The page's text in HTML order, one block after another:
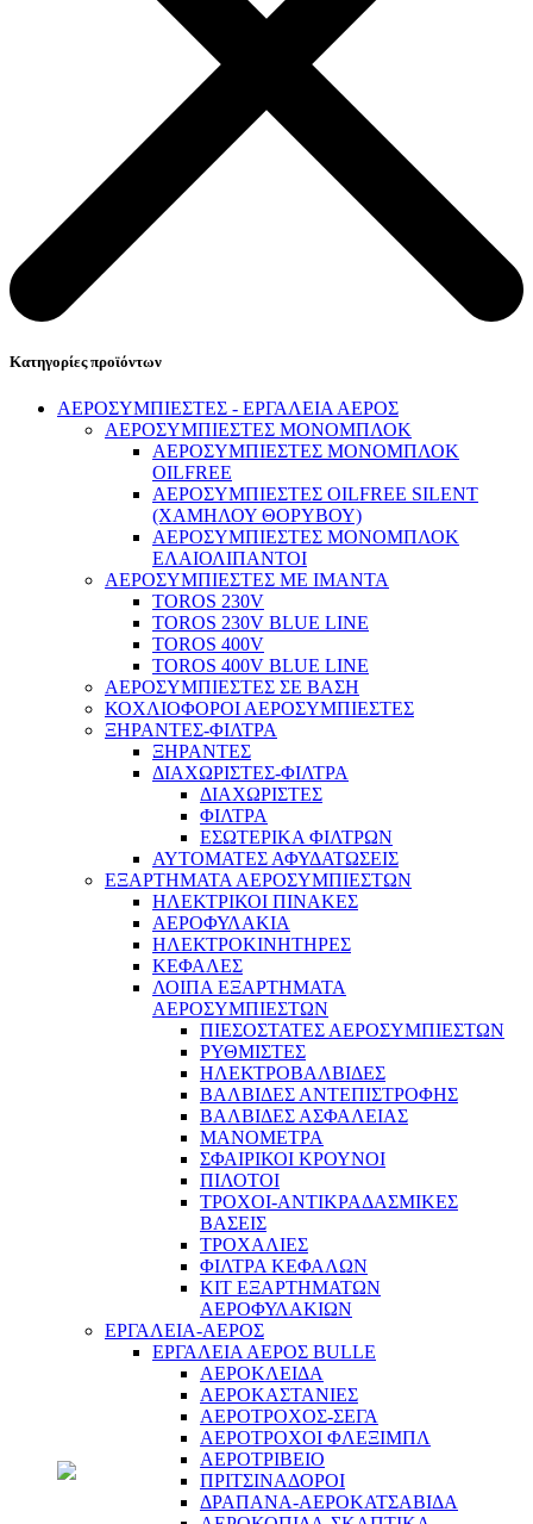
Επικοινωνία
Πλυστικά & Σκούπες
Κατηγορίες προϊόντων
ΑΕΡΟΣΥΜΠΙΕΣΤΕΣ - ΕΡΓΑΛΕΙΑ ΑΕΡΟΣ
ΑΕΡΟΣΥΜΠΙΕΣΤΕΣ ΜΟΝΟΜΠΛΟΚ
ΑΕΡΟΣΥΜΠΙΕΣΤΕΣ ΜΟΝΟΜΠΛΟΚ
OILFREE
ΑΕΡΟΣΥΜΠΙΕΣΤΕΣ OILFREE SILENT
(ΧΑΜΗΛΟΥ ΘΟΡΥΒΟΥ)
ΑΕΡΟΣΥΜΠΙΕΣΤΕΣ ΜΟΝΟΜΠΛΟΚ
ΕΛΑΙΟΛΙΠΑΝΤΟΙ
ΑΕΡΟΣΥΜΠΙΕΣΤΕΣ ΜΕ ΙΜΑΝΤΑ
TOROS 230V
TOROS 230V BLUE LINE
TOROS 400V
TOROS 400V BLUE LINE
ΑΕΡΟΣΥΜΠΙΕΣΤΕΣ ΣΕ ΒΑΣΗ
ΚΟΧΛΙΟΦΟΡΟΙ ΑΕΡΟΣΥΜΠΙΕΣΤΕΣ
ΞΗΡΑΝΤΕΣ-ΦΙΛΤΡΑ
ΞΗΡΑΝΤΕΣ
ΔΙΑΧΩΡΙΣΤΕΣ-ΦΙΛΤΡΑ
ΔΙΑΧΩΡΙΣΤΕΣ
ΦΙΛΤΡΑ
ΕΣΩΤΕΡΙΚΑ ΦΙΛΤΡΩΝ
ΑΥΤΟΜΑΤΕΣ ΑΦΥΔΑΤΩΣΕΙΣ
ΕΞΑΡΤΗΜΑΤΑ ΑΕΡΟΣΥΜΠΙΕΣΤΩΝ
ΗΛΕΚΤΡΙΚΟΙ ΠΙΝΑΚΕΣ
ΑΕΡΟΦΥΛΑΚΙΑ
ΗΛΕΚΤΡΟΚΙΝΗΤΗΡΕΣ
ΚΕΦΑΛΕΣ
ΛΟΙΠΑ ΕΞΑΡΤΗΜΑΤΑ
ΑΕΡΟΣΥΜΠΙΕΣΤΩΝ
ΠΙΕΣΟΣΤΑΤΕΣ ΑΕΡΟΣΥΜΠΙΕΣΤΩΝ
ΡΥΘΜΙΣΤΕΣ
ΗΛΕΚΤΡΟΒΑΛΒΙΔΕΣ
ΒΑΛΒΙΔΕΣ ΑΝΤΕΠΙΣΤΡΟΦΗΣ
ΒΑΛΒΙΔΕΣ ΑΣΦΑΛΕΙΑΣ
ΜΑΝΟΜΕΤΡΑ
ΣΦΑΙΡΙΚΟΙ ΚΡΟΥΝΟΙ
ΠΙΛΟΤΟΙ
ΤΡΟΧΟΙ-ΑΝΤΙΚΡΑΔΑΣΜΙΚΕΣ
ΒΑΣΕΙΣ
ΤΡΟΧΑΛΙΕΣ
ΦΙΛΤΡΑ ΚΕΦΑΛΩΝ
ΚΙΤ ΕΞΑΡΤΗΜΑΤΩΝ
ΑΕΡΟΦΥΛΑΚΙΩΝ
ΕΡΓΑΛΕΙΑ-ΑΕΡΟΣ
ΕΡΓΑΛΕΙΑ ΑΕΡΟΣ BULLE
ΑΕΡΟΚΛΕΙΔΑ
ΑΕΡΟΚΑΣΤΑΝΙΕΣ
ΑΕΡΟΤΡΟΧΟΣ-ΣΕΓΑ
ΑΕΡΟΤΡΟΧΟΙ ΦΛΕΞΙΜΠΛ
ΑΕΡΟΤΡΙΒΕΙΟ
ΠΡΙΤΣΙΝΑΔΟΡΟΙ
ΔΡΑΠΑΝΑ-ΑΕΡΟΚΑΤΣΑΒΙΔΑ